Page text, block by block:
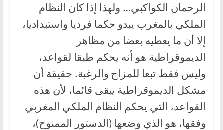
الرحمان الكواكبي… ولهذا إذا كان النظام
الملكي بالمغرب يبدو حكما فرديا واستبداديا،
إلا أن ما يعطيه بعضا من مظاهر
الديموقراطية هو أنه يحكم طبقا لقواعد،
وليس فقط تبعا للمزاج والرغبة. حقيقة أن
مشكل الديموقراطية يبقى قائما، لأن هذه
القواعد، التي يحكم النظام الملكي المغربي
وفقها، هو الذي وضعها (الدستور الممنوح)،